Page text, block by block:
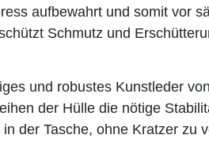
aufbewahrt und somit vor
Schmutz und
und robustes Kunstleder
der Hülle die nötige
der Tasche, ohne Kratzer zu